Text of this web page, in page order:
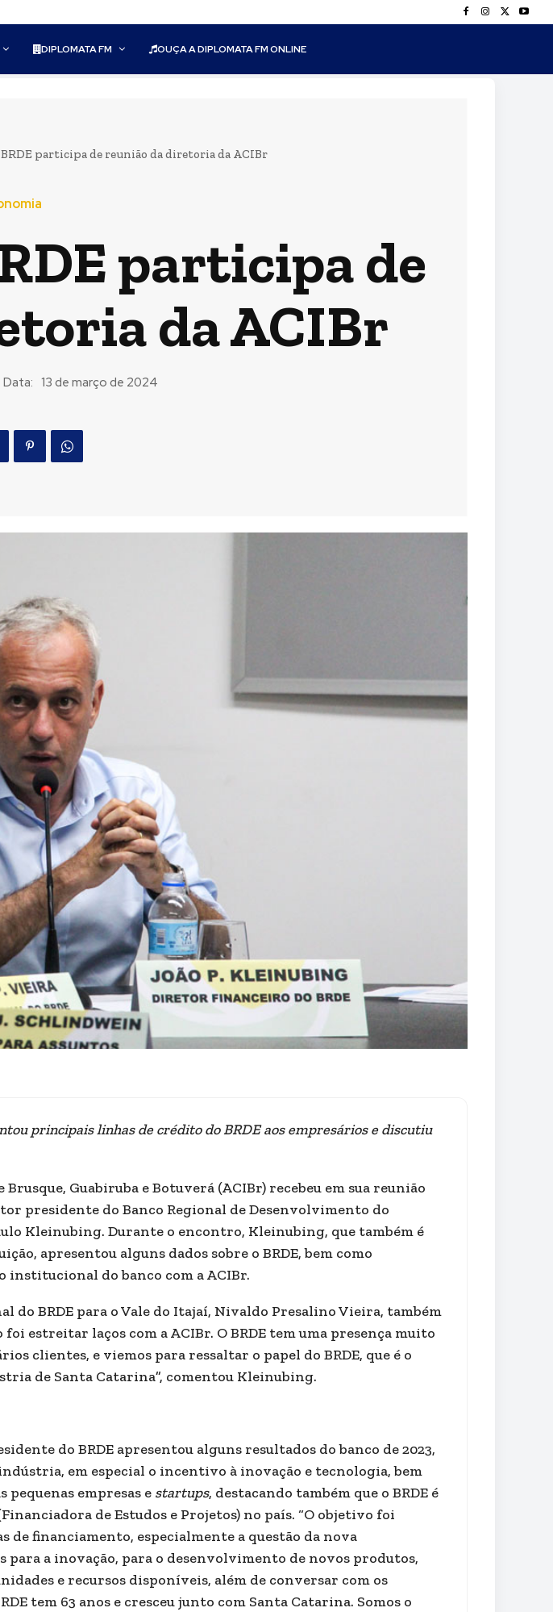
DIPLOMATA FM OUÇA A DIPLOMATA FM ONLINE
participa de reunião da diretoria da ACIBr
participa de
da ACIBr
Data: 13 de março de 2024
principais linhas de crédito do BRDE aos empresários e discutiu
Brusque, Guabiruba e Botuverá (ACIBr) recebeu em sua reunião
presidente do Banco Regional de Desenvolvimento do
Kleinubing. Durante o encontro, Kleinubing, que também é
apresentou alguns dados sobre o BRDE, bem como
institucional do banco com a ACIBr.
do BRDE para o Vale do Itajaí, Nivaldo Presalino Vieira, também
estreitar laços com a ACIBr. O BRDE tem uma presença muito
clientes, e viemos para ressaltar o papel do BRDE, que é o
de Santa Catarina”, comentou Kleinubing.
do BRDE apresentou alguns resultados do banco de 2023,
em especial o incentivo à inovação e tecnologia, bem
pequenas empresas e startups, destacando também que o BRDE é
de Estudos e Projetos) no país. “O objetivo foi
de financiamento, especialmente a questão da nova
para a inovação, para o desenvolvimento de novos produtos,
e recursos disponíveis, além de conversar com os
tem 63 anos e cresceu junto com Santa Catarina. Somos o